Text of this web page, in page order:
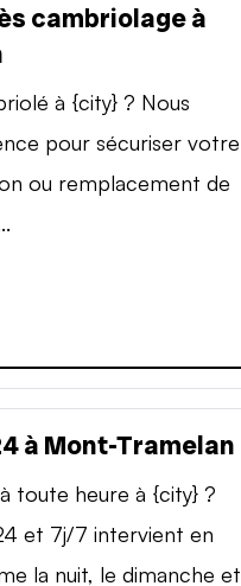
cambriolage à
à {city} ? Nous
pour sécuriser votre
ou remplacement de
à Mont-Tramelan
toute heure à {city} ?
et 7j/7 intervient en
la nuit, le dimanche et